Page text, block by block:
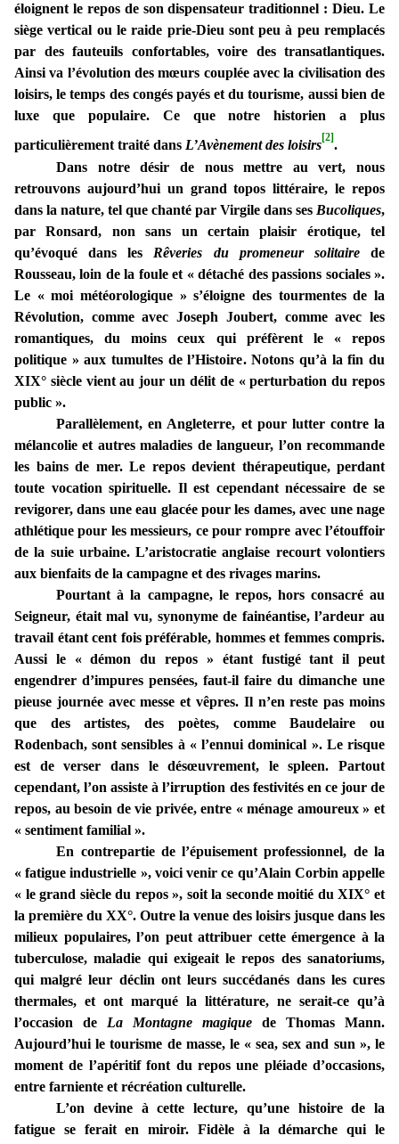
éloignent le repos de son dispensateur traditionnel : Dieu. Le
siège vertical ou le raide prie-Dieu sont peu à peu remplacés
par des fauteuils confortables, voire des transatlantiques.
Ainsi va l’évolution des mœurs couplée avec la civilisation des
loisirs, le temps des congés payés et du tourisme, aussi bien de
luxe que populaire. Ce que notre historien a plus
particulièrement traité dans L’Avènement des loisirs[2].
Dans notre désir de nous mettre au vert, nous
retrouvons aujourd’hui un grand topos littéraire, le repos
dans la nature, tel que chanté par Virgile dans ses Bucoliques,
par Ronsard, non sans un certain plaisir érotique, tel
qu’évoqué dans les Rêveries du promeneur solitairede
Rousseau, loin de la foule et « détaché des passions sociales ».
Le « moi météorologique » s’éloigne des tourmentes de la
Révolution, comme avec Joseph Joubert, comme avec les
romantiques, du moins ceux qui préfèrent le « repos
politique » aux tumultes de l’Histoire. Notons qu’à la fin du
XIX° siècle vient au jour un délit de « perturbation du repos
public ».
Parallèlement, en Angleterre, et pour lutter contre la
mélancolie et autres maladies de langueur, l’on recommande
les bains de mer. Le repos devient thérapeutique, perdant
toute vocation spirituelle. Il est cependant nécessaire de se
revigorer, dans une eau glacée pour les dames, avec une nage
athlétique pour les messieurs, ce pour rompre avec l’étouffoir
de la suie urbaine. L’aristocratie anglaise recourt volontiers
aux bienfaits de la campagne et des rivages marins.
Pourtant à la campagne, le repos, hors consacré au
Seigneur, était mal vu, synonyme de fainéantise, l’ardeur au
travail étant cent fois préférable, hommes et femmes compris.
Aussi le « démon du repos » étant fustigé tant il peut
engendrer d’impures pensées, faut-il faire du dimanche une
pieuse journée avec messe et vêpres. Il n’en reste pas moins
que des artistes, des poètes, comme Baudelaire ou
Rodenbach, sont sensibles à « l’ennui dominical ». Le risque
est de verser dans le désœuvrement, le spleen. Partout
cependant, l’on assiste à l’irruption des festivités en ce jour de
repos, au besoin de vie privée, entre « ménage amoureux » et
« sentiment familial ».
En contrepartie de l’épuisement professionnel, de la
« fatigue industrielle », voici venir ce qu’Alain Corbin appelle
« le grand siècle du repos », soit la seconde moitié du XIX° et
la première du XX°. Outre la venue des loisirs jusque dans les
milieux populaires, l’on peut attribuer cette émergence à la
tuberculose, maladie qui exigeait le repos des sanatoriums,
qui malgré leur déclin ont leurs succédanés dans les cures
thermales, et ont marqué la littérature, ne serait-ce qu’à
l’occasion de La Montagne magique de Thomas Mann.
Aujourd’hui le tourisme de masse, le « sea, sex and sun », le
moment de l’apéritif font du repos une pléiade d’occasions,
entre farniente et récréation culturelle.
L’on devine à cette lecture, qu’une histoire de la
fatigue se ferait en miroir. Fidèle à la démarche qui le